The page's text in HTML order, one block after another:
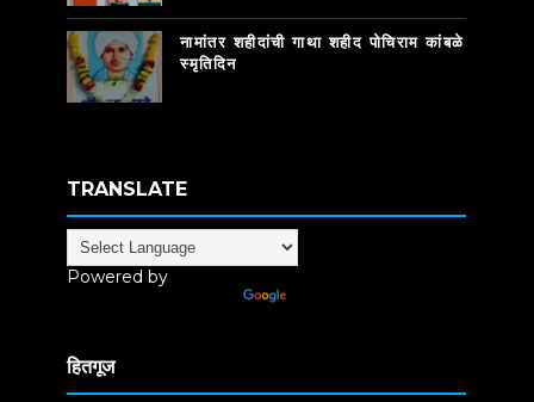
नामांतर शहीदांची गाथा शहीद पोचिराम कांबळे
स्मृतिदिन
TRANSLATE
Powered by
हितगूज